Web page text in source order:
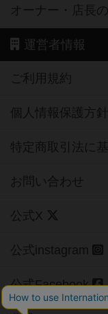
オーナー・店長
運営者情報
ご利用規約
個人情報保護方針
特定商取引法に
お問い合わせ
公式X
公式instagram
公式Facebook